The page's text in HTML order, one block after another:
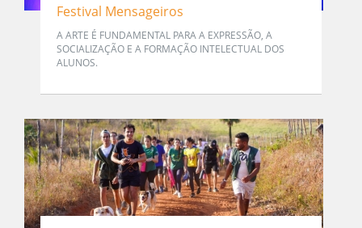
Festival Mensageiros
A ARTE É FUNDAMENTAL PARA A EXPRESSÃO, A
SOCIALIZAÇÃO E A FORMAÇÃO INTELECTUAL DOS
ALUNOS.